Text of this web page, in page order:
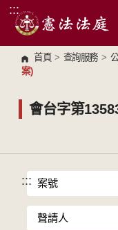
跳到主要內容區塊
:::
首頁 > 查詢服務 >
案)
會台字第
::: 案號
聲請人